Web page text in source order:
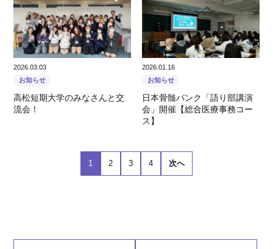
2026.03.03
お知らせ
高松短期大学のみなさんと交
流会！
2026.01.16
お知らせ
日本骨髄バンク「語り部講演
会」開催【総合医療事務コー
ス】
1 2 3 4 次へ